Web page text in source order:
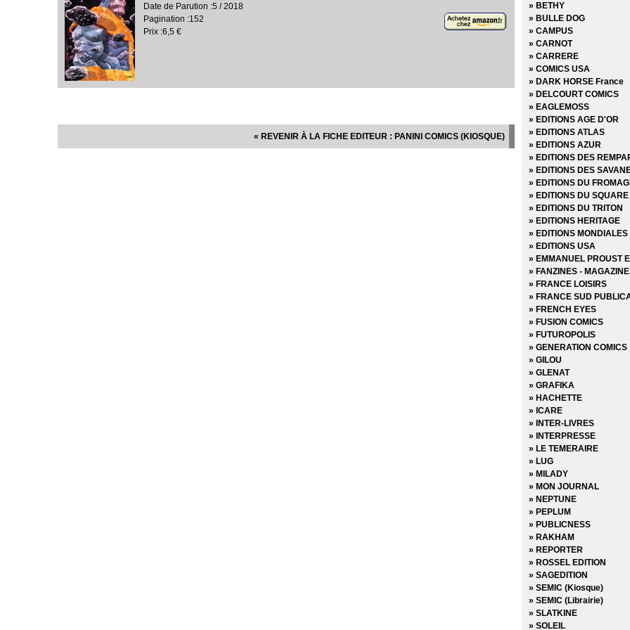
Date de Parution :5 / 2018
Pagination :152
Prix :6,5 €
« REVENIR À LA FICHE EDITEUR : PANINI COMICS (KIOSQUE)
» Brightest Day
» Cable
» Civil War (2007)
» Civil War Extra (2007)
» Civil War II (2017)
» Civil War II Extra (2017)
» Conan (1997-1999)
» Conan le barbare (1999)
» Daredevil
» Dark Reign
» Dark Reign - Hors Série
» Dark Reign Saga
» DC Heroes
» DC Trinity
» DC Universe
» DC Universe Hors Série
» Deadpool (Vol 1 - 1999)
» Deadpool (Vol 2 - 2011)
» Deadpool (Vol 3 - 2012)
» Deadpool (Vol 4 - 2013)
» Deadpool (Vol 5 - 2017)
» Deadpool Hors Série
» Deadpool Hors Série
» Fantastic Four -
» Fantastic Four - Retour
» Fear Itself
» Fear Itself - Hors Série
» Fear Itself - The fearless
» Fortnite x Marvel : La
» Generation X
» House of M
» Hulk (Vol 1) Version
» Hulk (Vol 2 - 2003)
» Hulk (Vol 3 - 2012)
» Infinite Crisis 52
» Infinity
» Inhumans vs X-Men
» Iron-man - Hors Serie
» Iron-man (Vol 1) -
» Iron-man (Vol 2) -
» Iron-man (Vol 3 - 2012)
» Iron-man (Vol 4 - 2013)
» Iron-man And Avengers
» Les Gardiens de la
» Les Gardiens de la
» Les Gardiens de la
» Les Icônes Marvel
» Les legendes de Marvel
» Les monstres attaquent
» BETHY
» BULLE DOG
» CAMPUS
» CARNOT
» CARRERE
» COMICS USA
» DARK HORSE France
» DELCOURT COMICS
» EAGLEMOSS
» EDITIONS AGE D'OR
» EDITIONS ATLAS
» EDITIONS AZUR
» EDITIONS DES
» EDITIONS DES
» EDITIONS DU
» EDITIONS DU SQUARE
» EDITIONS DU TRITON
» EDITIONS HERITAGE
» EDITIONS MONDIALES
» EDITIONS USA
» EMMANUEL PROUST
» FANZINES -
» FRANCE LOISIRS
» FRANCE SUD
» FRENCH EYES
» FUSION COMICS
» FUTUROPOLIS
» GENERATION COMICS
» GILOU
» GLENAT
» GRAFIKA
» HACHETTE
» ICARE
» INTER-LIVRES
» INTERPRESSE
» LE TEMERAIRE
» LUG
» MILADY
» MON JOURNAL
» NEPTUNE
» PEPLUM
» PUBLICNESS
» RAKHAM
» REPORTER
» ROSSEL EDITION
» SAGEDITION
» SEMIC (Kiosque)
» SEMIC (Librairie)
» SLATKINE
» SOLEIL